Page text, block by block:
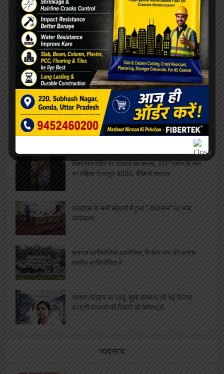
ओरिएंटेशन डे का भब्य आयोजन, छात्राओं को
महाविद्यालय से कराया गया परिचित
सफाईकर्मियों की समस्याओं को लेकर डीपीआरओ से मिले
जिलाध्यक्ष, निराकरण का मिला आश्वासन
रेलवे बोर्ड अध्यक्ष को मिला कार्यकाल विस्तार, परामर्श
दात्री समिति सदस्य पंकज श्रीवास्तव ने दी शुभकामनायें
विश्वनाथ मंदिर पर दलालों का कब्ज़ा, VIP दर्शन के नाम
पर महिला से वसूले 4000, वीडियो वायरल
एलबीएस के सभी संकायों में हुआ ” दीक्षारम्भ” का भव्य
कार्यक्रम
शतरंज प्रतियोगिता आयोजित, विजेता भाग लेंगे प्रदेश
स्तरीय प्रतियोगिता में
रसायन विज्ञान का जादू: सुशी सक्सेना की नई किताब
बताएगी रोज़मर्रा की ज़िंदगी की केमिस्ट्री
व्यवसाय